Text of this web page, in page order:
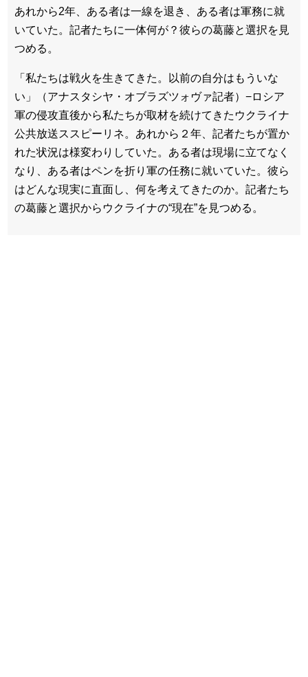
あれから2年、ある者は一線を退き、ある者は軍務に就
いていた。記者たちに一体何が？彼らの葛藤と選択を見
つめる。
「私たちは戦火を生きてきた。以前の自分はもういな
い」（アナスタシヤ・オブラズツォヴァ記者）−ロシア
軍の侵攻直後から私たちが取材を続けてきたウクライナ
公共放送ススピーリネ。あれから２年、記者たちが置か
れた状況は様変わりしていた。ある者は現場に立てなく
なり、ある者はペンを折り軍の任務に就いていた。彼ら
はどんな現実に直面し、何を考えてきたのか。記者たち
の葛藤と選択からウクライナの“現在”を見つめる。